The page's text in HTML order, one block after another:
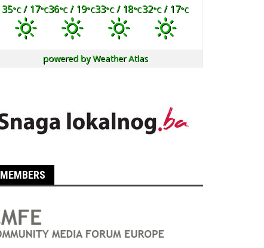
35°C/ 17°C36°C/ 19°C33°C/ 18°C32°C/ 17°C
powered byWeather Atlas
MEMBERS